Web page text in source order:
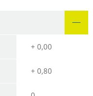
+ 0,00
+ 0,80